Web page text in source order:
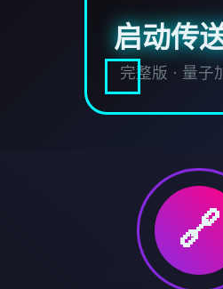
启动传
完整版 · 量子
🔗